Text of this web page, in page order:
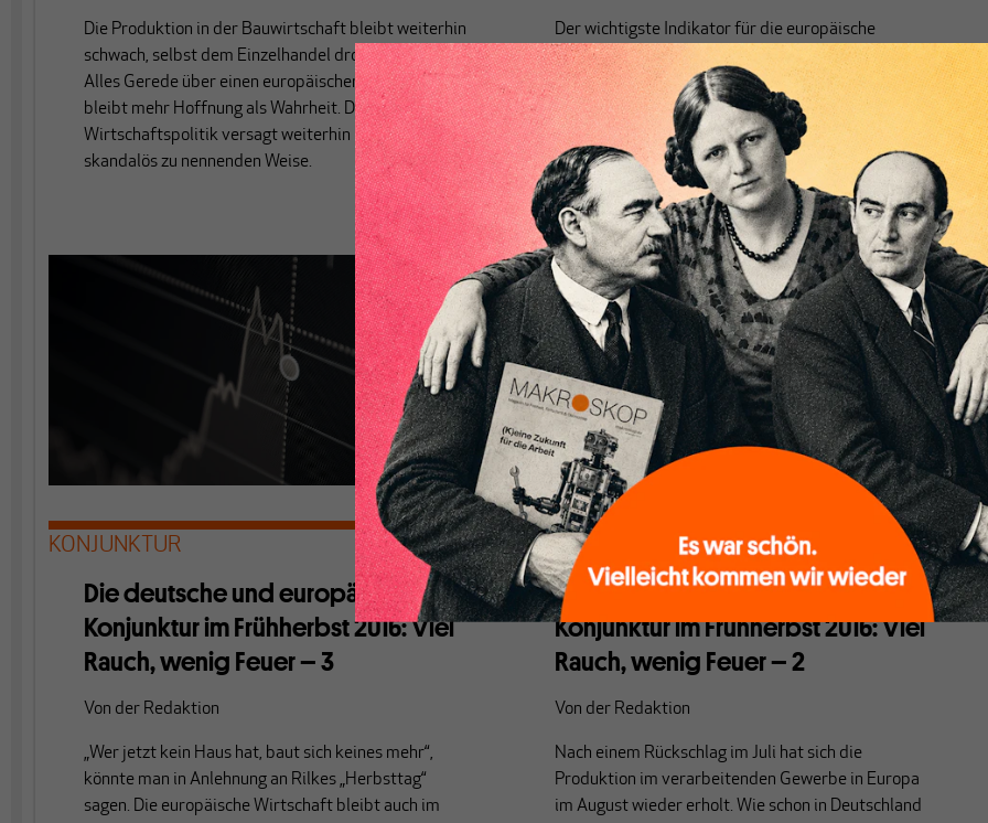
Die Produktion in der Bauwirtschaft bleibt weiterhin
schwach, selbst dem Einzelhandel droht Stagnation.
Alles Gerede über einen europäischen Aufschwung
bleibt mehr Hoffnung als Wahrheit. Die
Wirtschaftspolitik versagt weiterhin in einer nur
skandalös zu nennenden Weise.
Der wichtigste Indikator für die europäische
Konjunktur hat sich auch im September kaum
bewegt. Die Industrieproduktion im Euroraum liegt
immer noch nur ganz wenig über dem Niveau, das sie
Anfang vergangenen Jahres schon erreicht hatte.
Damit ist das Niveau der Industrieproduktion im
Euroraum seit Mitte 2011 praktisch nicht mehr
gestiegen.
KONJUNKTUR
Die deutsche und europäische
Konjunktur im Frühherbst 2016: Viel
Rauch, wenig Feuer – 3
Von der Redaktion
„Wer jetzt kein Haus hat, baut sich keines mehr“,
könnte man in Anlehnung an Rilkes „Herbsttag“
sagen. Die europäische Wirtschaft bleibt auch im
KONJUNKTUR
Die deutsche und europäische
Konjunktur im Frühherbst 2016: Viel
Rauch, wenig Feuer – 2
Von der Redaktion
Nach einem Rückschlag im Juli hat sich die
Produktion im verarbeitenden Gewerbe in Europa
im August wieder erholt. Wie schon in Deutschland